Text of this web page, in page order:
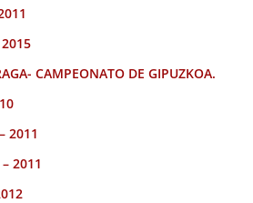
CAMPEONATO DE GIPUZKOA.
2011
2011